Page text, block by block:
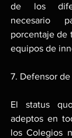
de los
necesario
porcentaje de
equipos de
7. Defensor
El status
adeptos en
los Colegios